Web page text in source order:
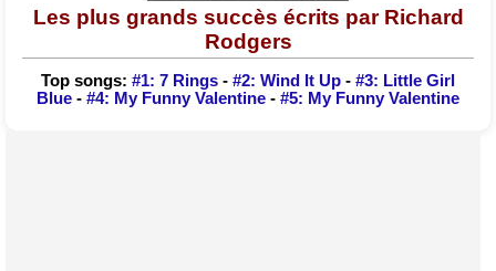
Les plus grands succès écrits par Richard
Rodgers
Top songs: #1: 7 Rings - #2: Wind It Up - #3: Little Girl
Blue - #4: My Funny Valentine - #5: My Funny Valentine